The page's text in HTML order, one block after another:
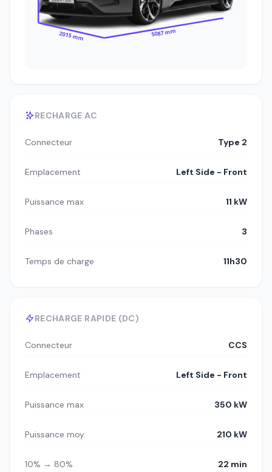
2015 mm 5087 mm
RECHARGE AC
Connecteur Type 2
Emplacement Left Side - Front
Puissance max 11 kW
Phases 3
Temps de charge 11h30
RECHARGE RAPIDE (DC)
Connecteur CCS
Emplacement Left Side - Front
Puissance max 350 kW
Puissance moy. 210 kW
10% → 80% 22 min